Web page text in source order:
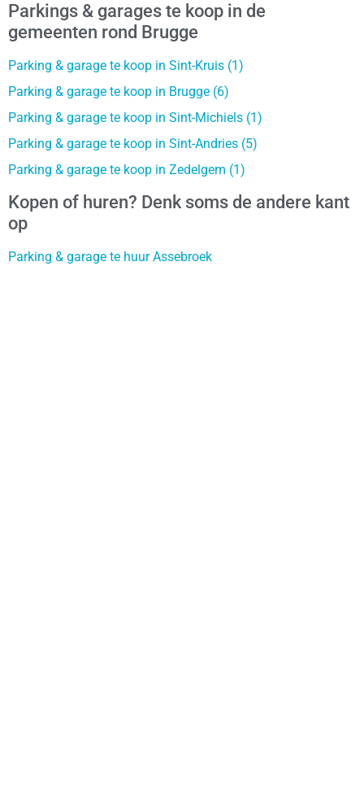
Parkings & garages te koop in de
gemeenten rond Brugge
Parking & garage te koop in Sint-Kruis (1)
Parking & garage te koop in Brugge (6)
Parking & garage te koop in Sint-Michiels (1)
Parking & garage te koop in Sint-Andries (5)
Parking & garage te koop in Zedelgem (1)
Kopen of huren? Denk soms de andere kant
op
Parking & garage te huur Assebroek